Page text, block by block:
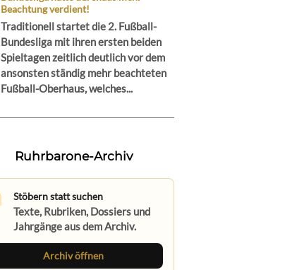
Beachtung verdient!
Traditionell startet die 2. Fußball-
Bundesliga mit ihren ersten beiden
Spieltagen zeitlich deutlich vor dem
ansonsten ständig mehr beachteten
Fußball-Oberhaus, welches...
Ruhrbarone-Archiv
Stöbern statt suchen
Texte, Rubriken, Dossiers und
Jahrgänge aus dem Archiv.
Archiv öffnen